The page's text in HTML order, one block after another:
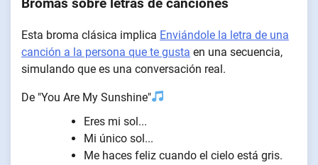
Bromas sobre letras de canciones
Esta broma clásica implica Enviándole la letra de una
canción a la persona que te gusta en una secuencia,
simulando que es una conversación real.
De "You Are My Sunshine"
Eres mi sol...
Mi único sol...
Me haces feliz cuando el cielo está gris.